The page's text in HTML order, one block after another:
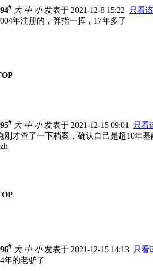
# 大 中 小发表于 2021-12-8 15:22
只看
年注册的，弹指一挥，17年多了
# 大 中 小发表于 2021-12-15 09:01
只看
刚才查了一下档案，确认自己是超10年
# 大 中 小发表于 2021-12-15 14:13 只看
年的老驴了